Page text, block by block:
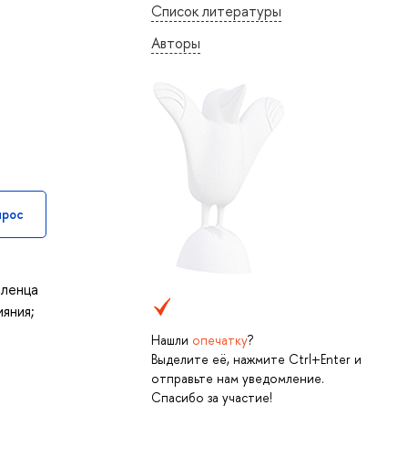
Список литературы
Авторы
Нашли опечатку?
Выделите её, нажмите Ctrl+Enter и
отправьте нам уведомление.
Спасибо за участие!